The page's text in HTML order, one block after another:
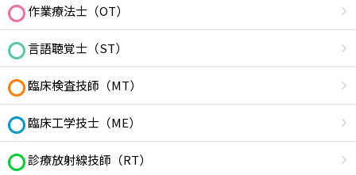
作業療法士（OT）
言語聴覚士（ST）
臨床検査技師（MT）
臨床工学技士（ME）
診療放射線技師（RT）